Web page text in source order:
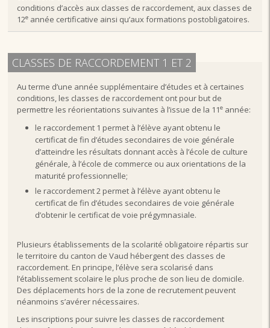
conditions d’accès aux classes de raccordement, aux classes de
12e année certificative ainsi qu’aux formations postobligatoires.
CLASSES DE RACCORDEMENT 1 ET 2
Au terme d’une année supplémentaire d’études et à certaines
conditions, les classes de raccordement ont pour but de
permettre les réorientations suivantes à l’issue de la 11e année:
le raccordement 1 permet à l’élève ayant obtenu le
certificat de fin d’études secondaires de voie générale
d’atteindre les résultats donnant accès à l’école de culture
générale, à l’école de commerce ou aux orientations de la
maturité professionnelle;
le raccordement 2 permet à l’élève ayant obtenu le
certificat de fin d’études secondaires de voie générale
d’obtenir le certificat de voie prégymnasiale.
Plusieurs établissements de la scolarité obligatoire répartis sur
le territoire du canton de Vaud hébergent des classes de
raccordement. En principe, l’élève sera scolarisé dans
l’établissement scolaire le plus proche de son lieu de domicile.
Des déplacements hors de la zone de recrutement peuvent
néanmoins s’avérer nécessaires.
Les inscriptions pour suivre les classes de raccordement